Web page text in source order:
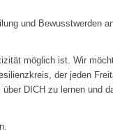
und Bewusstwerden
möglich ist. Wir
der jeden
DICH zu lernen und